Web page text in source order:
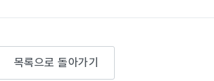
목록으로 돌아가기